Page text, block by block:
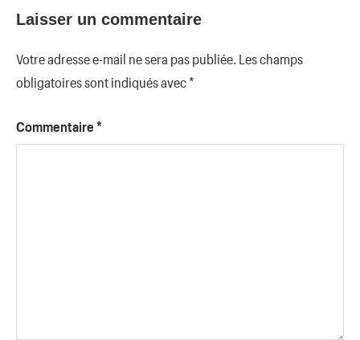
Laisser un commentaire
Votre adresse e-mail ne sera pas publiée. Les champs
obligatoires sont indiqués avec*
Commentaire *